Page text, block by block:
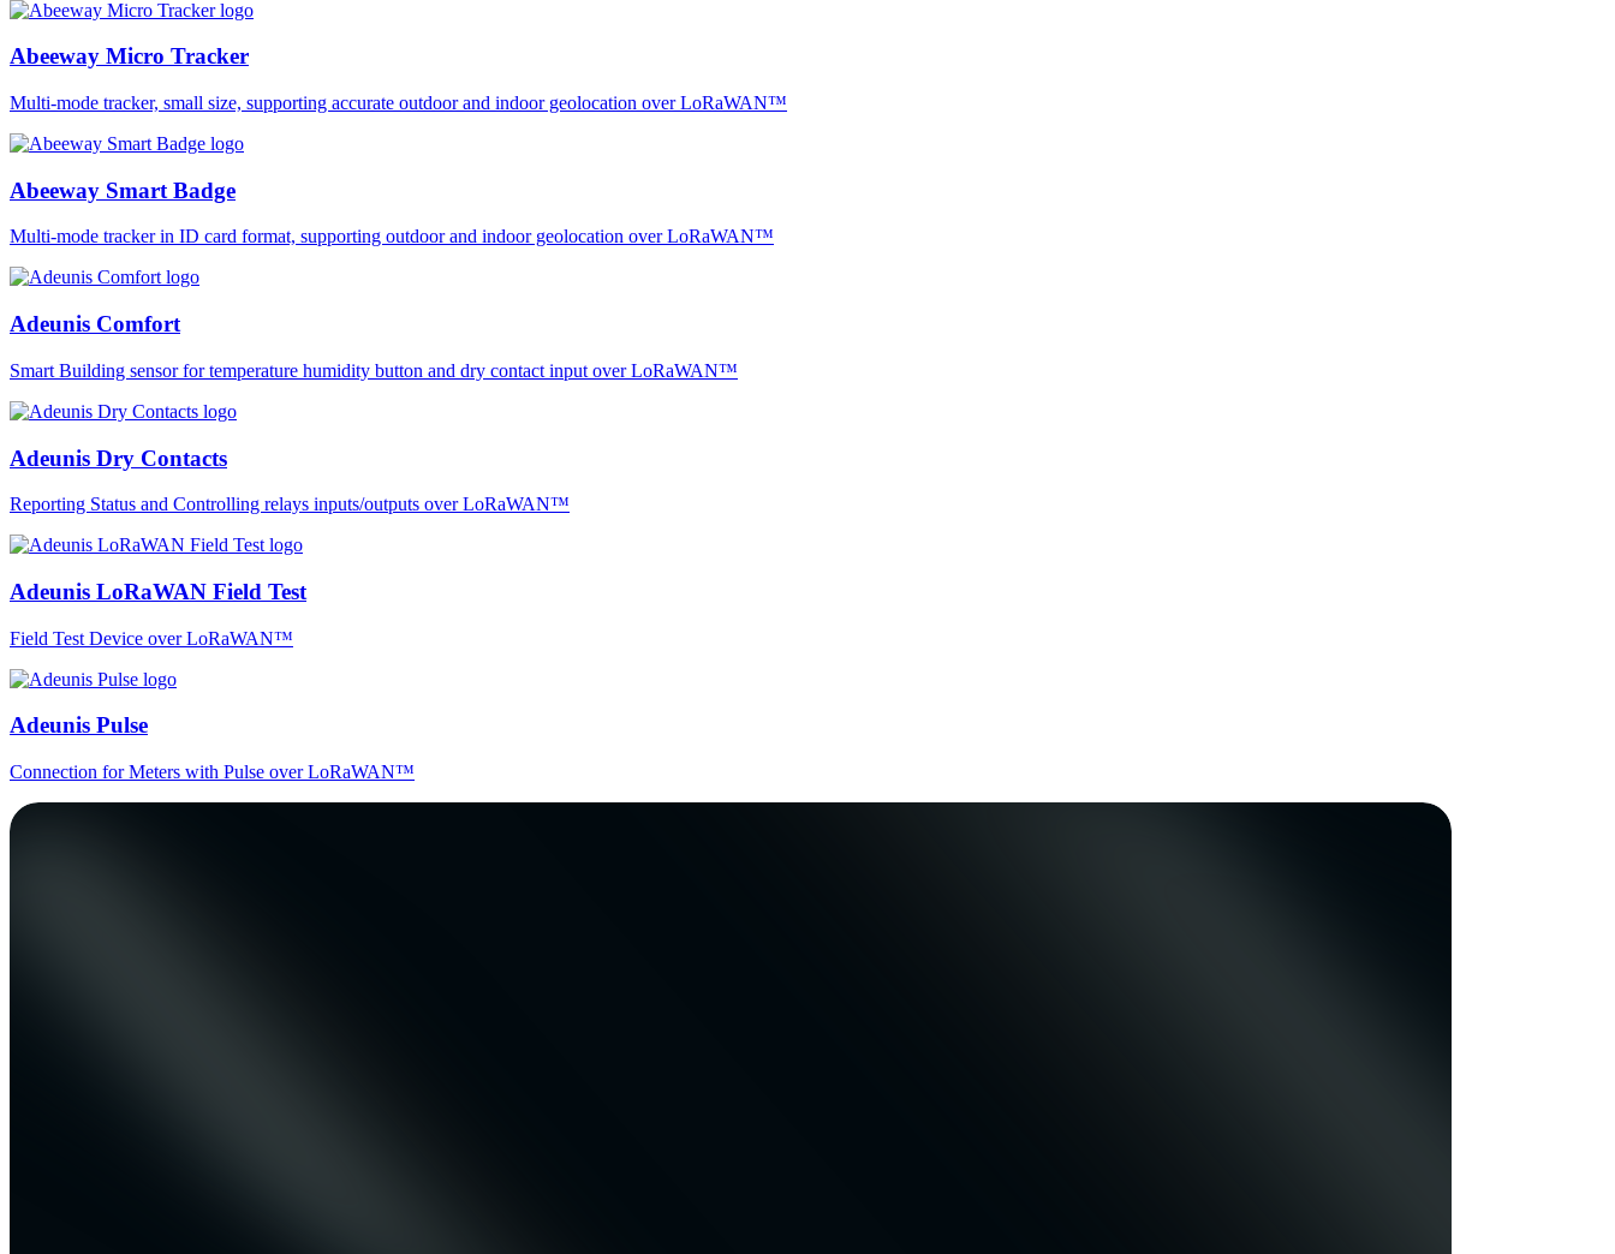
Abeeway Micro Tracker
Multi-mode tracker, small size, supporting accurate outdoor and indoor geolocation over LoRaWAN™
Abeeway Smart Badge
Multi-mode tracker in ID card format, supporting outdoor and indoor geolocation over LoRaWAN™
Adeunis Comfort
Smart Building sensor for temperature humidity button and dry contact input over LoRaWAN™
Adeunis Dry Contacts
Reporting Status and Controlling relays inputs/outputs over LoRaWAN™
Adeunis LoRaWAN Field Test
Field Test Device over LoRaWAN™
Adeunis Pulse
Connection for Meters with Pulse over LoRaWAN™